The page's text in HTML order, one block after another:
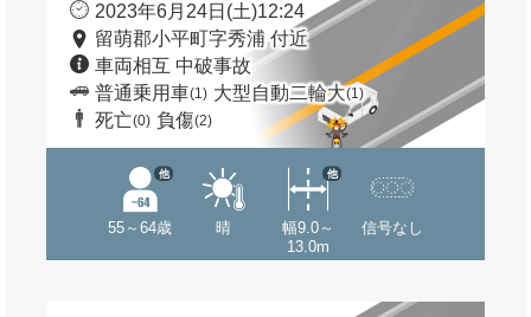
2023年6月24日(土)12:24
留萌郡小平町字秀浦 付近
車両相互 中破事故
普通乗用車(1) 大型自動二輪大(1)
死亡(0) 負傷(2)
55～64歳
他
晴
幅9.0～
13.0m
他
信号なし